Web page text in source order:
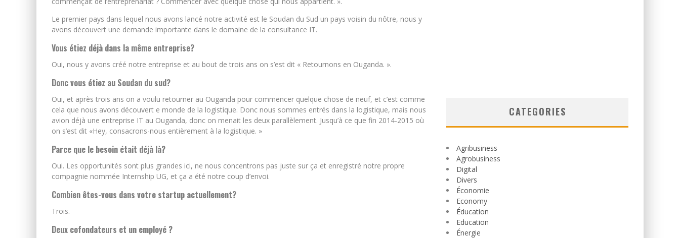
Le premier pays dans lequel nous avons lancé notre activité est le Soudan du Sud un pays voisin du nôtre, nous y
avons découvert une demande importante dans le domaine de la consultance IT.
Vous étiez déjà dans la même entreprise?
Oui, nous y avons créé notre entreprise et au bout de trois ans on s’est dit « Retournons en Ouganda. ».
Donc vous étiez au Soudan du sud?
Oui, et après trois ans on a voulu retourner au Ouganda pour commencer quelque chose de neuf, et c’est comme
cela que nous avons découvert e monde de la logistique. Donc nous sommes entrés dans la logistique, mais nous
avion déjà une entreprise IT au Ouganda, donc on menait les deux parallèlement. Jusqu’à ce que fin 2014-2015 où
on s’est dit «Hey, consacrons-nous entièrement à la logistique. »
Parce que le besoin était déjà là?
Oui. Les opportunités sont plus grandes ici, ne nous concentrons pas juste sur ça et enregistré notre propre
compagnie nommée Internship UG, et ça a été notre coup d’envoi.
Combien êtes-vous dans votre startup actuellement?
Trois.
Deux cofondateurs et un employé ?
CATEGORIES
Agribusiness
Agrobusiness
Digital
Divers
Économie
Economy
Éducation
Education
Énergie